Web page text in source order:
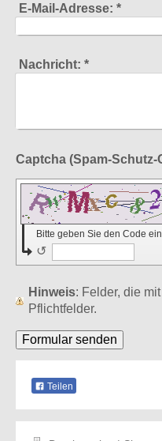
E-Mail-Adresse: *
Nachricht: *
Bitte geben Sie den Code ein
↺
Hinweis : Felder, die mit
Pflichtfelder.
Teilen